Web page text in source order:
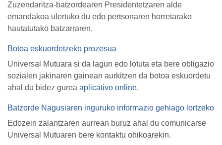
Zuzendaritza-batzordearen Presidentetzaren alde
emandakoa ulertuko du edo pertsonaren horretarako
hautatutako batzarraren.
Botoa eskuordetzeko prozesua
Universal Mutuara si da lagun edo lotuta eta bere obligazio
sozialen jakinaren gainean aurkitzen da botoa eskuordetu
ahal du bidez gurea aplicativo online.
Batzorde Nagusiaren inguruko informazio gehiago lortzeko
Edozein zalantzaren aurrean buruz ahal du comunicarse
Universal Mutuaren bere kontaktu ohikoarekin.